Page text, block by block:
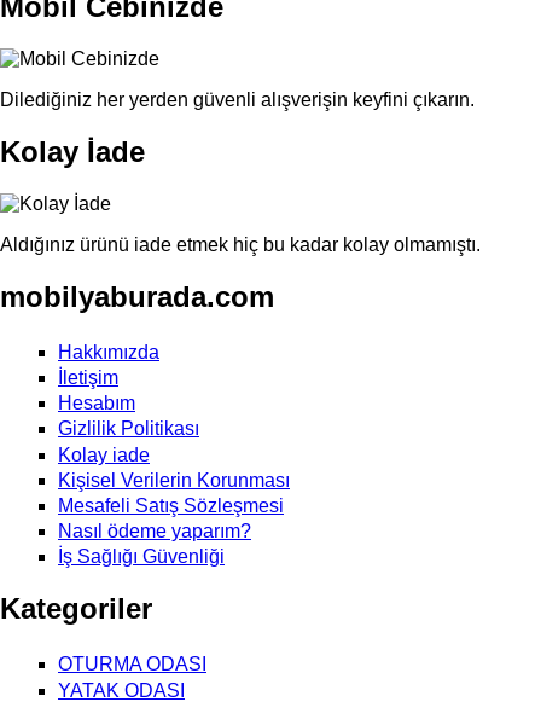
Mobil Cebinizde
Dilediğiniz her yerden güvenli alışverişin keyfini çıkarın.
Kolay İade
Aldığınız ürünü iade etmek hiç bu kadar kolay olmamıştı.
mobilyaburada.com
Hakkımızda
İletişim
Hesabım
Gizlilik Politikası
Kolay iade
Kişisel Verilerin Korunması
Mesafeli Satış Sözleşmesi
Nasıl ödeme yaparım?
İş Sağlığı Güvenliği
Kategoriler
OTURMA ODASI
YATAK ODASI